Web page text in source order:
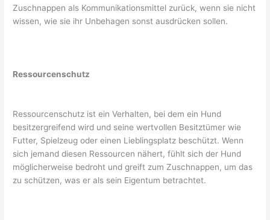
Zuschnappen als Kommunikationsmittel zurück, wenn sie nicht
wissen, wie sie ihr Unbehagen sonst ausdrücken sollen.
Ressourcenschutz
Ressourcenschutz ist ein Verhalten, bei dem ein Hund
besitzergreifend wird und seine wertvollen Besitztümer wie
Futter, Spielzeug oder einen Lieblingsplatz beschützt. Wenn
sich jemand diesen Ressourcen nähert, fühlt sich der Hund
möglicherweise bedroht und greift zum Zuschnappen, um das
zu schützen, was er als sein Eigentum betrachtet.